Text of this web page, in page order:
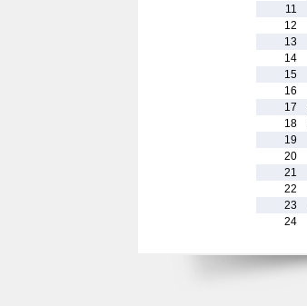
11
12
13
14
15
16
17
18
19
20
21
22
23
24